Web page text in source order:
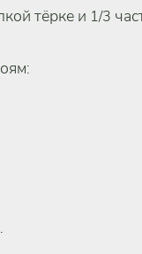
тёрке и 1/3